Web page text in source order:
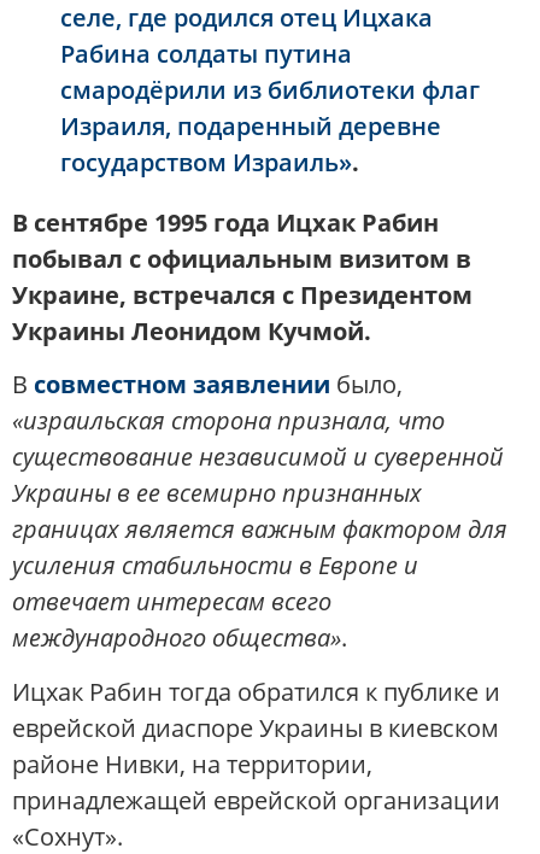
селе, где родился отец Ицхака
Рабина солдаты путина
смародёрили из библиотеки флаг
Израиля, подаренный деревне
государством Израиль».
В сентябре 1995 года Ицхак Рабин
побывал с официальным визитом в
Украине, встречался с Президентом
Украины Леонидом Кучмой.
В совместном заявлении было,
«израильская сторона признала, что
существование независимой и суверенной
Украины в ее всемирно признанных
границах является важным фактором для
усиления стабильности в Европе и
отвечает интересам всего
международного общества».
Ицхак Рабин тогда обратился к публике и
еврейской диаспоре Украины в киевском
районе Нивки, на территории,
принадлежащей еврейской организации
«Сохнут».